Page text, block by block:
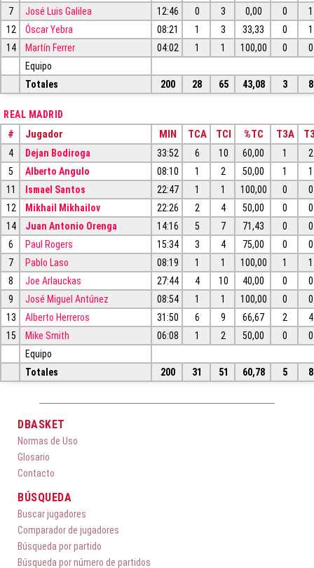
7
José Luis Galilea 12:46 0 3 0,00 0
1
12
Óscar Yebra 08:21 1 3 33,33 0
1
14
Martín Ferrer 04:02 1 1 100,00 0
0
Equipo
Totales
200 28 65 43,08 3 8
REAL MADRID
# Jugador MIN TCA TCI %TC T3A
4 Dejan Bodiroga 33:52 6 10 60,00 1
2
5
Alberto Angulo 08:10 1 2 50,00 1
1
11
Ismael Santos 22:47 1 1 100,00 0
0
12
Mikhail Mikhailov 22:26 2 4 50,00 0
0
14
Juan Antonio Orenga 14:16 5 7 71,43 0
0
6
Paul Rogers 15:34 3 4 75,00 0
0
7
Pablo Laso 08:19 1 1 100,00 1
1
8
Joe Arlauckas 27:44 4 10 40,00 0
0
9
José Miguel Antúnez 08:54 1 1 100,00 0
0
13
Alberto Herreros 31:50 6 9 66,67 2
4
15
Mike Smith 06:08 1 2 50,00 0
0
Equipo
Totales
200 31 51 60,78 5 8
DBASKET
Normas de Uso
Glosario
Contacto
BÚSQUEDA
Buscar jugadores
Comparador de jugadores
Búsqueda por partido
Búsqueda por número de partidos